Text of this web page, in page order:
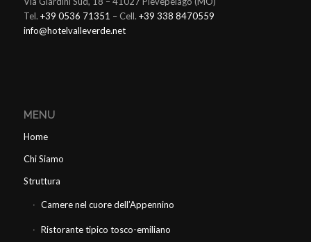
Tel. +39 0536 71351 – Cell. +39 338 8470559
info@hotelvalleverde.net
MENU
Home
Chi Siamo
Struttura
Camere nel cuore dell’Appennino
Ristorante tipico tosco-emiliano